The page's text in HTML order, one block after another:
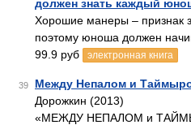
должен знать каждый
Хорошие манеры – признак
поэтому юноша должен
99.9 руб
электронная книга
39 Между Непалом и
Дорожкин (2013)
«МЕЖДУ НЕПАЛОМ и